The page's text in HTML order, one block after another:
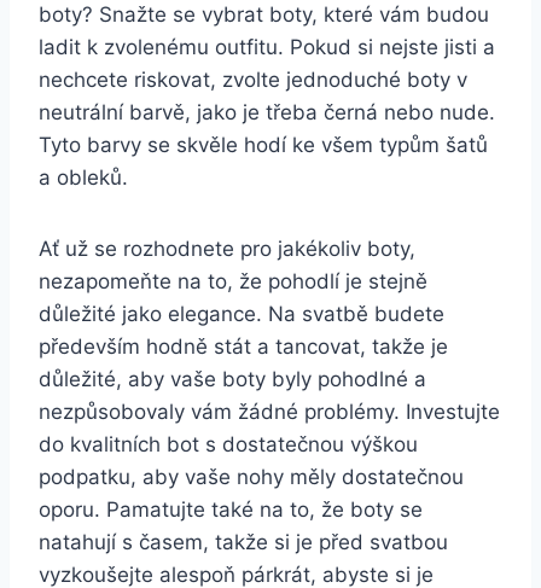
boty? Snažte se⁢ vybrat boty, které vám budou‍
ladit k zvolenému‍ outfitu. Pokud ‌si nejste jisti a
nechcete riskovat, zvolte jednoduché ⁣boty v
neutrální barvě, jako je třeba černá nebo⁢ nude.
Tyto barvy se skvěle hodí ke všem typům šatů⁢
a obleků.
Ať už se rozhodnete‌ pro jakékoliv boty,
nezapomeňte​ na to,⁤ že pohodlí je⁤ stejně
důležité jako elegance. Na svatbě budete
především ⁢hodně ‌stát a ⁤tancovat, takže je
důležité, aby vaše boty⁣ byly pohodlné a
nezpůsobovaly​ vám žádné problémy. ‌Investujte
do kvalitních bot s ⁤dostatečnou výškou
podpatku, aby vaše ⁤nohy měly⁤ dostatečnou
oporu. Pamatujte také na ‍to, že boty‌ se
⁤natahují ⁣s časem, takže si je před svatbou
vyzkoušejte alespoň párkrát, ⁣abyste⁢ si je